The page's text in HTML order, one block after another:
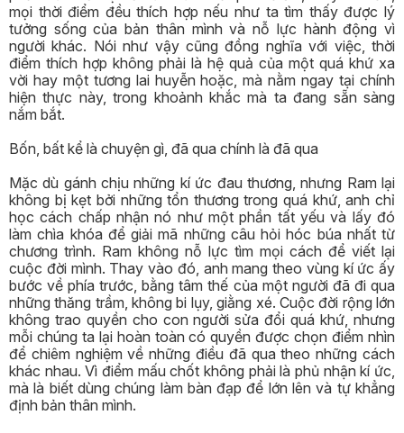
mọi thời điểm đều thích hợp nếu như ta tìm thấy được lý
tưởng sống của bản thân mình và nỗ lực hành động vì
người khác. Nói như vậy cũng đồng nghĩa với việc, thời
điểm thích hợp không phải là hệ quả của một quá khứ xa
vời hay một tương lai huyễn hoặc, mà nằm ngay tại chính
hiện thực này, trong khoảnh khắc mà ta đang sẵn sàng
nắm bắt.
Bốn, bất kể là chuyện gì, đã qua chính là đã qua
Mặc dù gánh chịu những kí ức đau thương, nhưng Ram lại
không bị kẹt bởi những tổn thương trong quá khứ, anh chỉ
học cách chấp nhận nó như một phần tất yếu và lấy đó
làm chìa khóa để giải mã những câu hỏi hóc búa nhất từ
chương trình. Ram không nỗ lực tìm mọi cách để viết lại
cuộc đời mình. Thay vào đó, anh mang theo vùng kí ức ấy
bước về phía trước, bằng tâm thế của một người đã đi qua
những thăng trầm, không bi lụy, giằng xé. Cuộc đời rộng lớn
không trao quyền cho con người sửa đổi quá khứ, nhưng
mỗi chúng ta lại hoàn toàn có quyền được chọn điểm nhìn
để chiêm nghiệm về những điều đã qua theo những cách
khác nhau. Vì điểm mấu chốt không phải là phủ nhận kí ức,
mà là biết dùng chúng làm bàn đạp để lớn lên và tự khẳng
định bản thân mình.